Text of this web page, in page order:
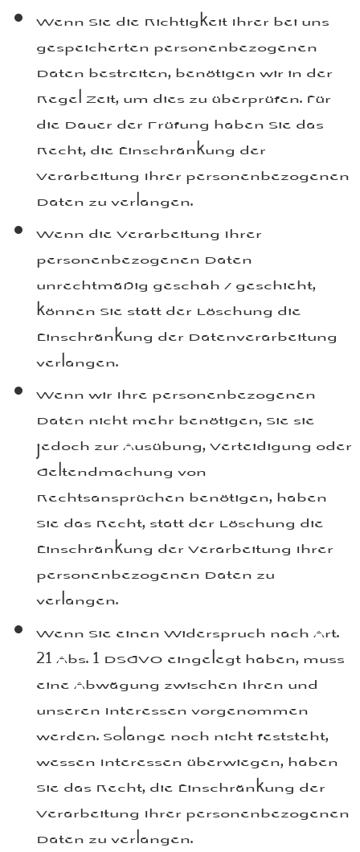
Wenn Sie die Richtigkeit Ihrer bei uns
gespeicherten personenbezogenen
Daten bestreiten, benötigen wir in der
Regel Zeit, um dies zu überprüfen. Für
die Dauer der Prüfung haben Sie das
Recht, die Einschränkung der
Verarbeitung Ihrer personenbezogenen
Daten zu verlangen.
Wenn die Verarbeitung Ihrer
personenbezogenen Daten
unrechtmäßig geschah / geschieht,
können Sie statt der Löschung die
Einschränkung der Datenverarbeitung
verlangen.
Wenn wir Ihre personenbezogenen
Daten nicht mehr benötigen, Sie sie
jedoch zur Ausübung, Verteidigung oder
Geltendmachung von
Rechtsansprüchen benötigen, haben
Sie das Recht, statt der Löschung die
Einschränkung der Verarbeitung Ihrer
personenbezogenen Daten zu
verlangen.
Wenn Sie einen Widerspruch nach Art.
21 Abs. 1 DSGVO eingelegt haben, muss
eine Abwägung zwischen Ihren und
unseren Interessen vorgenommen
werden. Solange noch nicht feststeht,
wessen Interessen überwiegen, haben
Sie das Recht, die Einschränkung der
Verarbeitung Ihrer personenbezogenen
Daten zu verlangen.